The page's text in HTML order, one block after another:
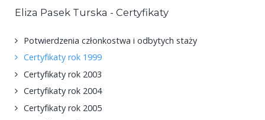
Eliza Pasek Turska - Certyfikaty
Potwierdzenia członkostwa i odbytych staży
Certyfikaty rok 1999
Certyfikaty rok 2003
Certyfikaty rok 2004
Certyfikaty rok 2005